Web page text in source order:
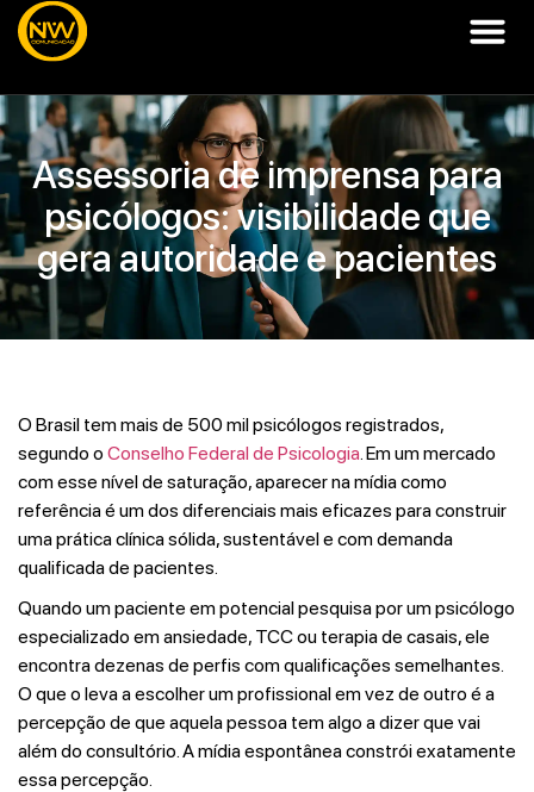
Assessoria de imprensa para
psicólogos: visibilidade que
gera autoridade e pacientes
O Brasil tem mais de 500 mil psicólogos registrados,
segundo o Conselho Federal de Psicologia. Em um mercado
com esse nível de saturação, aparecer na mídia como
referência é um dos diferenciais mais eficazes para construir
uma prática clínica sólida, sustentável e com demanda
qualificada de pacientes.
Quando um paciente em potencial pesquisa por um psicólogo
especializado em ansiedade, TCC ou terapia de casais, ele
encontra dezenas de perfis com qualificações semelhantes.
O que o leva a escolher um profissional em vez de outro é a
percepção de que aquela pessoa tem algo a dizer que vai
além do consultório. A mídia espontânea constrói exatamente
essa percepção.